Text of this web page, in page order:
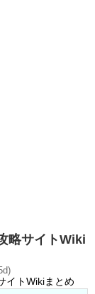
略サイトWiki
イトWikiまとめ